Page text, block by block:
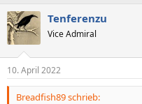
k
t
i
e
n
Tenferenzu
Vice Admiral
10. April 2022
Breadfish89 schrieb: